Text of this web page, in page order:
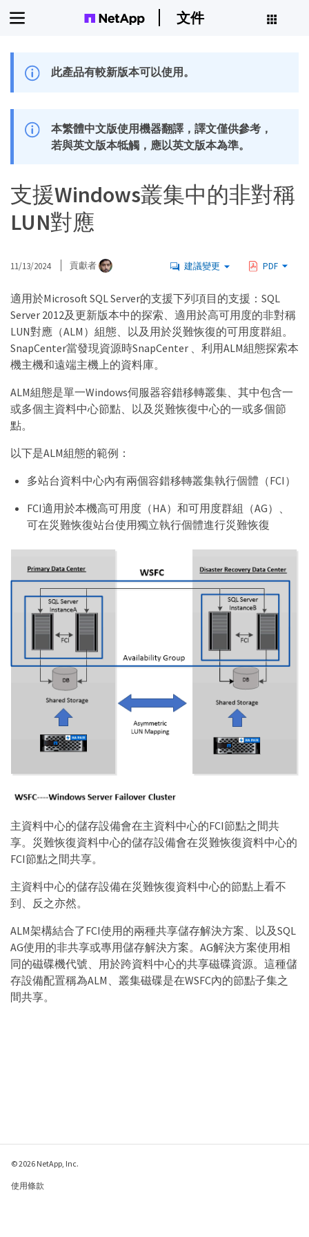
文件
此產品有較新版本可以使用。
本繁體中文版使用機器翻譯，譯文僅供參考，
若與英文版本牴觸，應以英文版本為準。
支援Windows叢集中的非對稱
LUN對應
11/13/2024 貢獻者 建議變更 PDF
適用於Microsoft SQL Server的支援下列項目的支援：SQL
Server 2012及更新版本中的探索、適用於高可用度的非對稱
LUN對應（ALM）組態、以及用於災難恢復的可用度群組。
SnapCenter當發現資源時SnapCenter 、利用ALM組態探索本
機主機和遠端主機上的資料庫。
ALM組態是單一Windows伺服器容錯移轉叢集、其中包含一
或多個主資料中心節點、以及災難恢復中心的一或多個節
點。
以下是ALM組態的範例：
多站台資料中心內有兩個容錯移轉叢集執行個體（FCI）
FCI適用於本機高可用度（HA）和可用度群組（AG）、
可在災難恢復站台使用獨立執行個體進行災難恢復
主資料中心的儲存設備會在主資料中心的FCI節點之間共
享。災難恢復資料中心的儲存設備會在災難恢復資料中心的
FCI節點之間共享。
主資料中心的儲存設備在災難恢復資料中心的節點上看不
到、反之亦然。
ALM架構結合了FCI使用的兩種共享儲存解決方案、以及SQL
AG使用的非共享或專用儲存解決方案。AG解決方案使用相
同的磁碟機代號、用於跨資料中心的共享磁碟資源。這種儲
存設備配置稱為ALM、叢集磁碟是在WSFC內的節點子集之
間共享。
© 2026 NetApp, Inc.
使用條款